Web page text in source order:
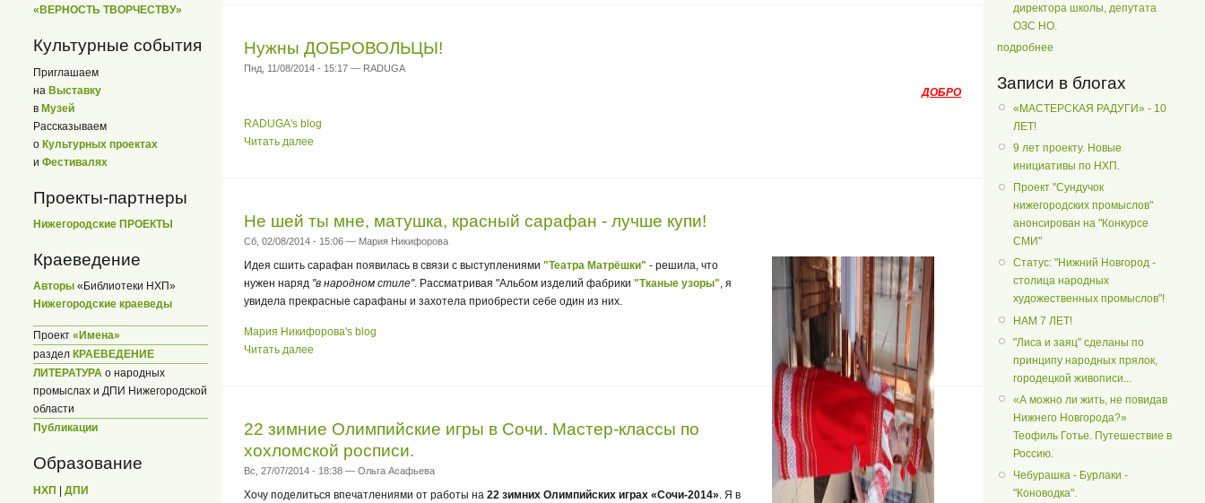
«ВЕРНОСТЬ ТВОРЧЕСТВУ»
Культурные события
Приглашаем
на Выставку
в Музей
Рассказываем
о Культурных проектах
и Фестивалях
Проекты-партнеры
Нижегородские ПРОЕКТЫ
Краеведение
Авторы «Библиотеки НХП»
Нижегородские краеведы
Проект «Имена»
раздел КРАЕВЕДЕНИЕ
ЛИТЕРАТУРА о народных
промыслах и ДПИ Нижегородской
области
Публикации
Образование
НХП | ДПИ
Нужны ДОБРОВОЛЬЦЫ!
Пнд, 11/08/2014 - 15:17 — RADUGA
ДОБРО
RADUGA's blog
Читать далее
Не шей ты мне, матушка, красный сарафан - лучше купи!
Сб, 02/08/2014 - 15:06 — Мария Никифорова
Идея сшить сарафан появилась в связи с выступлениями "Театра Матрёшки" - решила, что
нужен наряд "в народном стиле". Рассматривая "Альбом изделий фабрики "Тканые узоры" , я
увидела прекрасные сарафаны и захотела приобрести себе один из них.
Мария Никифорова's blog
Читать далее
22 зимние Олимпийские игры в Сочи. Мастер-классы по
хохломской росписи.
Вс, 27/07/2014 - 18:38 — Ольга Асафьева
Хочу поделиться впечатлениями от работы на 22 зимних Олимпийских играх «Сочи-2014». Я в
директора школы, депутата
ОЗС НО.
подробнее
Записи в блогах
«МАСТЕРСКАЯ РАДУГИ» - 10
ЛЕТ!
9 лет проекту. Новые
инициативы по НХП.
Проект "Сундучок
нижегородских промыслов"
анонсирован на "Конкурсе
СМИ"
Статус: "Нижний Новгород -
столица народных
художественных промыслов"!
НАМ 7 ЛЕТ!
"Лиса и заяц" сделаны по
принципу народных прялок,
городецкой живописи...
«А можно ли жить, не повидав
Нижнего Новгорода?»
Теофиль Готье. Путешествие в
Россию.
Чебурашка - Бурлаки -
"Коноводка".